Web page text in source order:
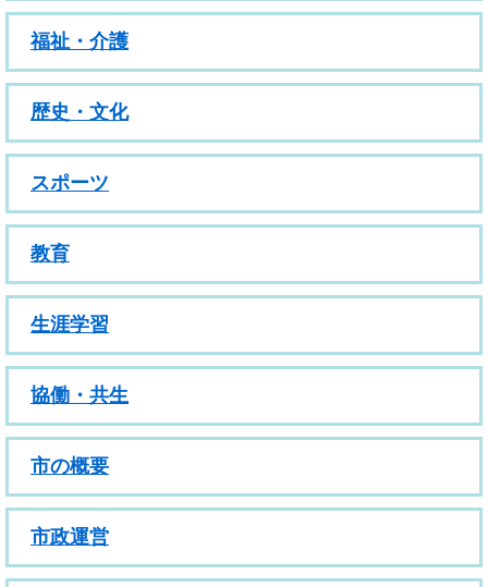
福祉・介護
歴史・文化
スポーツ
教育
生涯学習
協働・共生
市の概要
市政運営